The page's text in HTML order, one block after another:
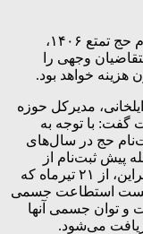
سازمان حج و زیارت با تغییر در فرآیند ثبت‌نام حج تمتع ۱۴۰۶،
وجهی را
مدیرکل حوزه
گفت: با توجه به
حج در سال‌های
پیش ثبت‌نام از
متقاضیان حج تمتع، وجهی دریافت نشود. بنابراین، از ۲۱ تیرماه که
آغاز می‌شود، نخست استطاعت جسمی
و توان جسمی آنها
می‌شود.